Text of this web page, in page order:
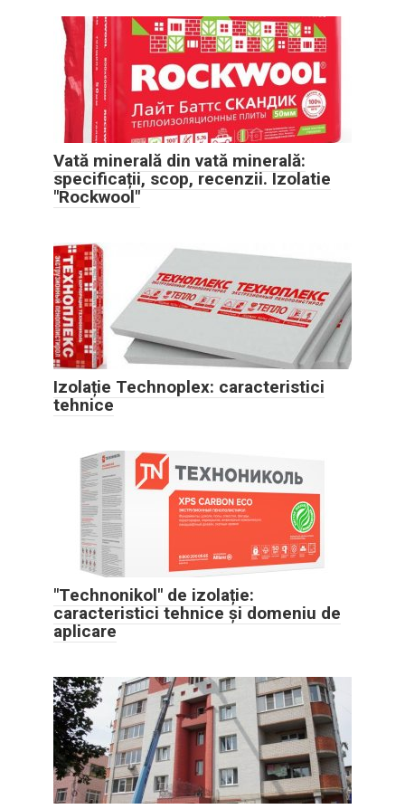
Vată minerală din vată minerală:
specificații, scop, recenzii. Izolatie
"Rockwool"
Izolație Technoplex: caracteristici
tehnice
"Technonikol" de izolație:
caracteristici tehnice și domeniu de
aplicare